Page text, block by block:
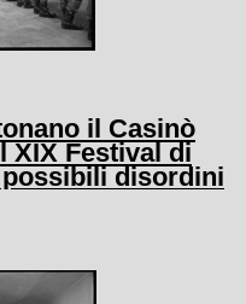
il Casinò
XIX Festival di
disordini